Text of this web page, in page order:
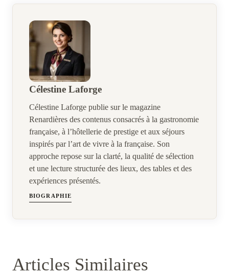
Célestine Laforge
Célestine Laforge publie sur le magazine
Renardières des contenus consacrés à la gastronomie
française, à l’hôtellerie de prestige et aux séjours
inspirés par l’art de vivre à la française. Son
approche repose sur la clarté, la qualité de sélection
et une lecture structurée des lieux, des tables et des
expériences présentés.
BIOGRAPHIE
Articles Similaires